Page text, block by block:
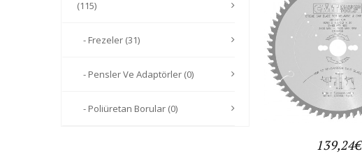
(115)
- Frezeler (31)
- Pensler Ve Adaptörler (0)
- Poliüretan Borular (0)
139,24€